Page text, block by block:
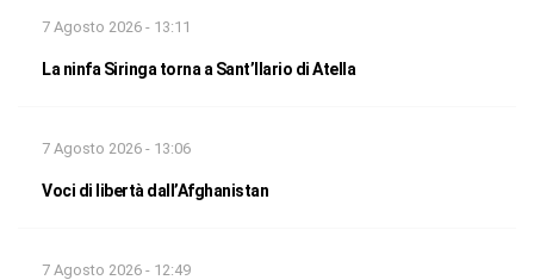
7 Agosto 2026 - 13:11
La ninfa Siringa torna a Sant’Ilario di Atella
7 Agosto 2026 - 13:06
Voci di libertà dall’Afghanistan
7 Agosto 2026 - 12:49